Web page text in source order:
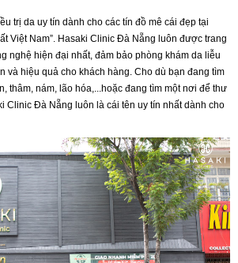
trị da uy tín dành cho các tín đồ mê cái đẹp tại
Việt Nam”. Hasaki Clinic Đà Nẵng luôn được trang
nghệ hiện đại nhất, đảm bảo phòng khám da liễu
và hiệu quả cho khách hàng. Cho dù bạn đang tìm
thâm, nám, lão hóa,...hoặc đang tìm một nơi để thư
Clinic Đà Nẵng luôn là cái tên uy tín nhất dành cho